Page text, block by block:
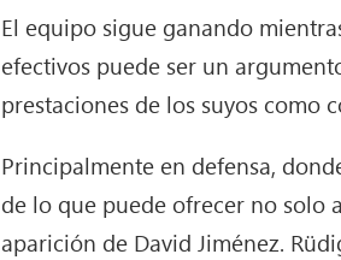
El equipo sigue ganando
efectivos puede ser un
prestaciones de los suyos como
Principalmente en defensa,
de lo que puede ofrecer no solo
aparición de David Jiménez.